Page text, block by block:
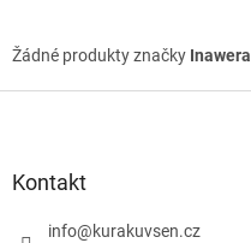
Žádné produkty značky Inawera
Kontakt
info@kurakuvsen.cz